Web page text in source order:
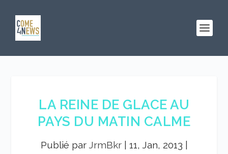
LA REINE DE GLACE AU
PAYS DU MATIN CALME
Publié par JrmBkr| 11, Jan, 2013